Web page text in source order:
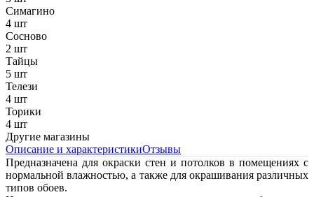
Симагино
4 шт
Сосново
2 шт
Тайцы
5 шт
Телези
4 шт
Торики
4 шт
Другие магазины
Описание и характеристикиОтзывы
Предназначена для окраски стен и потолков в помещениях с
нормальной влажностью, а также для окрашивания различных
типов обоев.